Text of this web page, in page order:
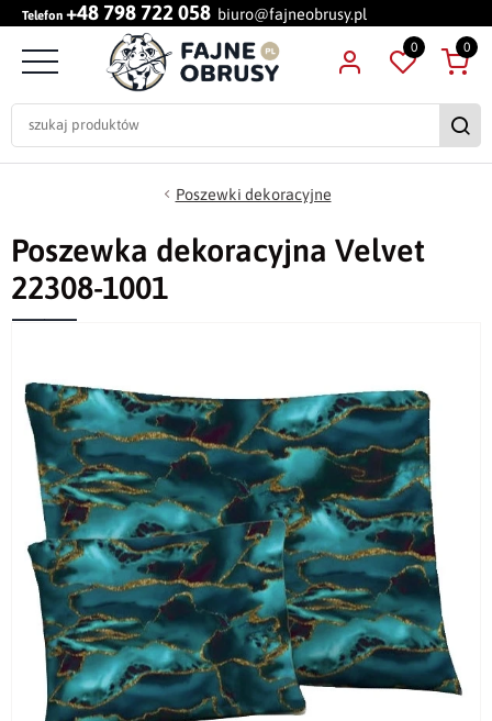
Telefon +48 798 722 058 biuro@fajneobrusy.pl
0 0
Poszewki dekoracyjne
Poszewka dekoracyjna Velvet
22308-1001